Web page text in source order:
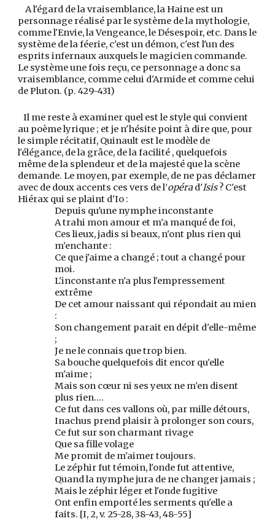
A l'égard de la vraisemblance, la Haine est un
personnage réalisé par le système de la mythologie,
comme l'Envie, la Vengeance, le Désespoir, etc. Dans le
système de la féerie, c'est un démon, c'est l'un des
esprits infernaux auxquels le magicien commande.
Le système une fois reçu, ce personnage a donc sa
vraisemblance, comme celui d'Armide et comme celui
de Pluton. (p. 429-431)
Il me reste à examiner quel est le style qui convient
au poème lyrique ; et je n'hésite point à dire que, pour
le simple récitatif, Quinault est le modèle de
l'élégance, de la grâce, de la facilité , quelquefois
même de la splendeur et de la majesté que la scène
demande. Le moyen, par exemple, de ne pas déclamer
avec de doux accents ces vers de l’opérad'Isis? C'est
Hiérax qui se plaint d'Io :
Depuis qu'une nymphe inconstante
A trahi mon amour et m'a manqué de foi,
Ces lieux, jadis si beaux, n'ont plus rien qui
m'enchante :
Ce que j'aime a changé ; tout a changé pour
moi.
L'inconstante n'a plus l'empressement
extrême
De cet amour naissant qui répondait au mien
:
Son changement parait en dépit d'elle-même
;
Je ne le connais que trop bien.
Sa bouche quelquefois dit encor qu'elle
m'aime ;
Mais son cœur ni ses yeux ne m'en disent
plus rien....
Ce fut dans ces vallons où, par mille détours,
Inachus prend plaisir à prolonger son cours,
Ce fut sur son charmant rivage
Que sa fille volage
Me promit de m'aimer toujours.
Le zéphir fut témoin, l'onde fut attentive,
Quand la nymphe jura de ne changer jamais ;
Mais le zéphir léger et l'onde fugitive
Ont enfin emporté les serments qu'elle a
faits. [I, 2, v. 25-28, 38-43, 48-55]